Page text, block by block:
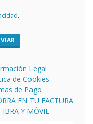
.
Legal
de Cookies
de Pago
EN TU FACTURA
Y MÓVIL